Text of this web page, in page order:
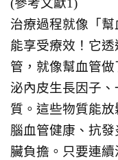
(參考文獻1)
治療過程就像「
能享受療效！它
管，就像幫血管
泌內皮生長因子
質。這些物質能
腦血管健康、抗
臟負擔。只要連